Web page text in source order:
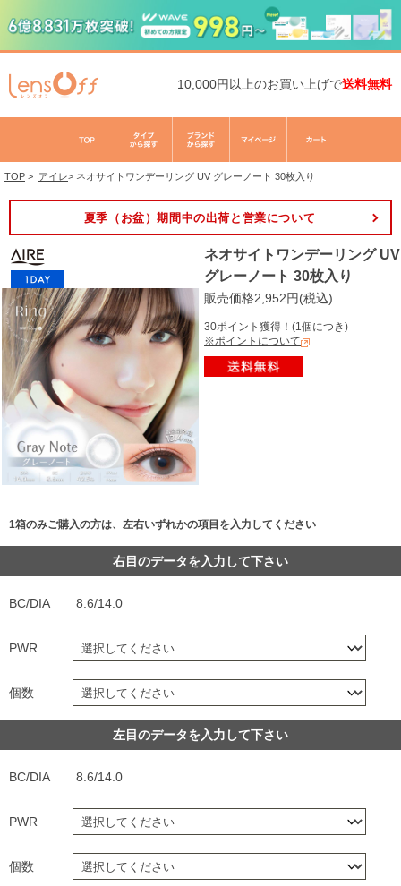
10,000円以上のお買い上げで送料無料
TOP > アイレ> ネオサイトワンデーリング UV グレーノート 30枚入り
夏季（お盆）期間中の出荷と営業について
ネオサイトワンデーリング UV
グレーノート 30枚入り
販売価格2,952円(税込)
30ポイント獲得！(1個につき)
※ポイントについて
1箱のみご購入の方は、左右いずれかの項目を入力してください
右目のデータを入力して下さい
BC/DIA 8.6/14.0
PWR
個数
左目のデータを入力して下さい
BC/DIA 8.6/14.0
PWR
個数